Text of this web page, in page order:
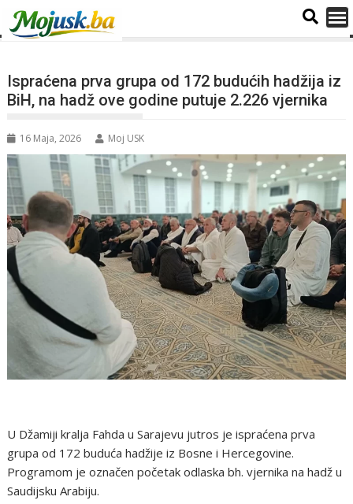
Ispraćena prva grupa od 172 budućih hadžija iz
BiH, na hadž ove godine putuje 2.226 vjernika
16 Maja, 2026 Moj USK
U Džamiji kralja Fahda u Sarajevu jutros je ispraćena prva
grupa od 172 buduća hadžije iz Bosne i Hercegovine.
Programom je označen početak odlaska bh. vjernika na hadž u
Saudijsku Arabiju.